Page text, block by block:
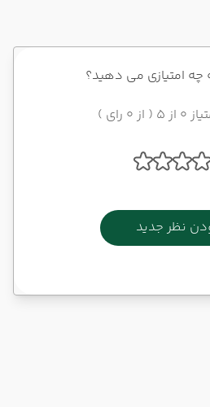
امتیازی می دهید؟
0 رای )
نظر جدید